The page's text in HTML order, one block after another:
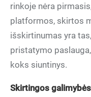
rinkoje nėra
platformos, skirtos
išskirtinumas yra
pristatymo
koks siuntinys.
Skirtingos galimybės